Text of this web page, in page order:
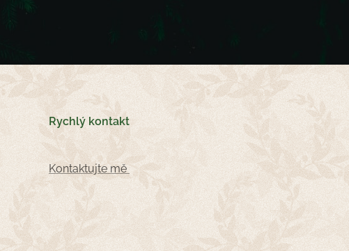
Rychlý kontakt
Kontaktujte mě